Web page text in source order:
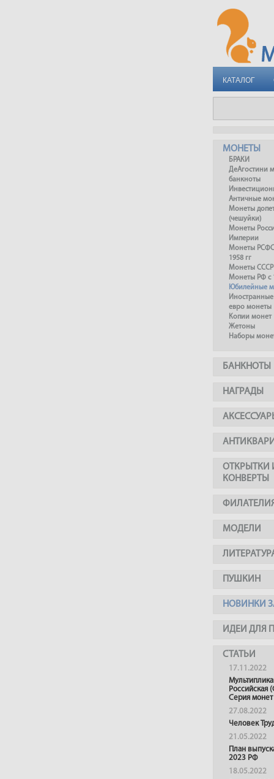
КАТАЛОГ
МОНЕТЫ
БРАКИ
ДеАгостини
банкноты
Античные
Монеты
(чешуйки)
Монеты
Империи
Монеты
1958 гг
Монеты СССР
Монеты РФ с
Юбилейные
евро монеты
Копии монет
Жетоны
Наборы
БАНКНОТЫ
НАГРАДЫ
ОТКРЫТКИ
КОНВЕРТЫ
МОДЕЛИ
ПУШКИН
НОВИНКИ
ИДЕИ ДЛЯ
СТАТЬИ
17.11.2022
Российская
Серия монет
27.08.2022
Человек
21.05.2022
План
2023 РФ
18.05.2022